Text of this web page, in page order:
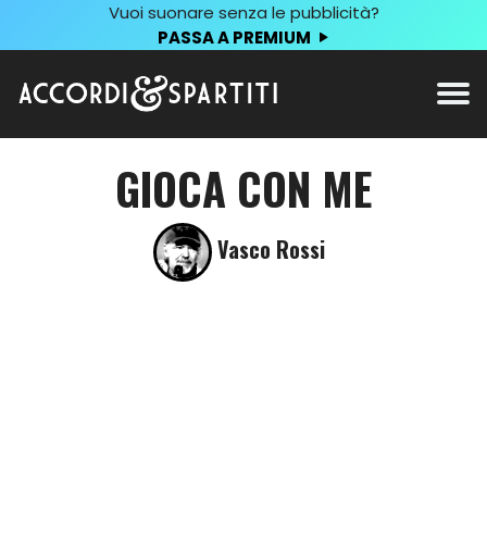
Vuoi suonare senza le pubblicità?
PASSA A PREMIUM
GIOCA CON ME
Vasco Rossi